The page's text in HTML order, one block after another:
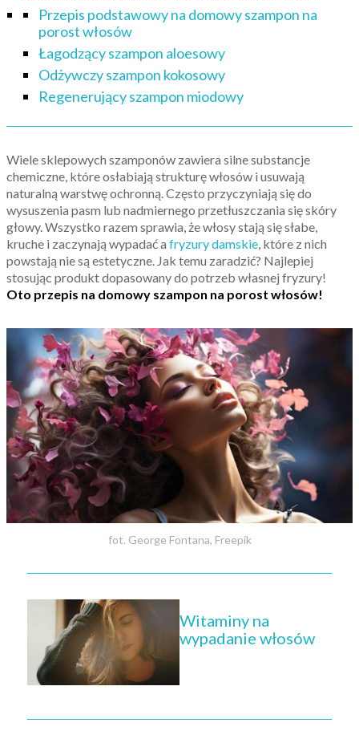
Przepis podstawowy na domowy szampon na
porost włosów
Łagodzący szampon aloesowy
Odżywczy szampon kokosowy
Regenerujący szampon miodowy
Wiele sklepowych szamponów zawiera silne substancje
chemiczne, które osłabiają strukturę włosów i usuwają
naturalną warstwę ochronną. Często przyczyniają się do
wysuszenia pasm lub nadmiernego przetłuszczania się skóry
głowy. Wszystko razem sprawia, że włosy stają się słabe,
kruche i zaczynają wypadać a fryzury damskie, które z nich
powstają nie są estetyczne. Jak temu zaradzić? Najlepiej
stosując produkt dopasowany do potrzeb własnej fryzury!
Oto przepis na domowy szampon na porost włosów!
fot. George Fontana, Freepik
Witaminy na
wypadanie włosów